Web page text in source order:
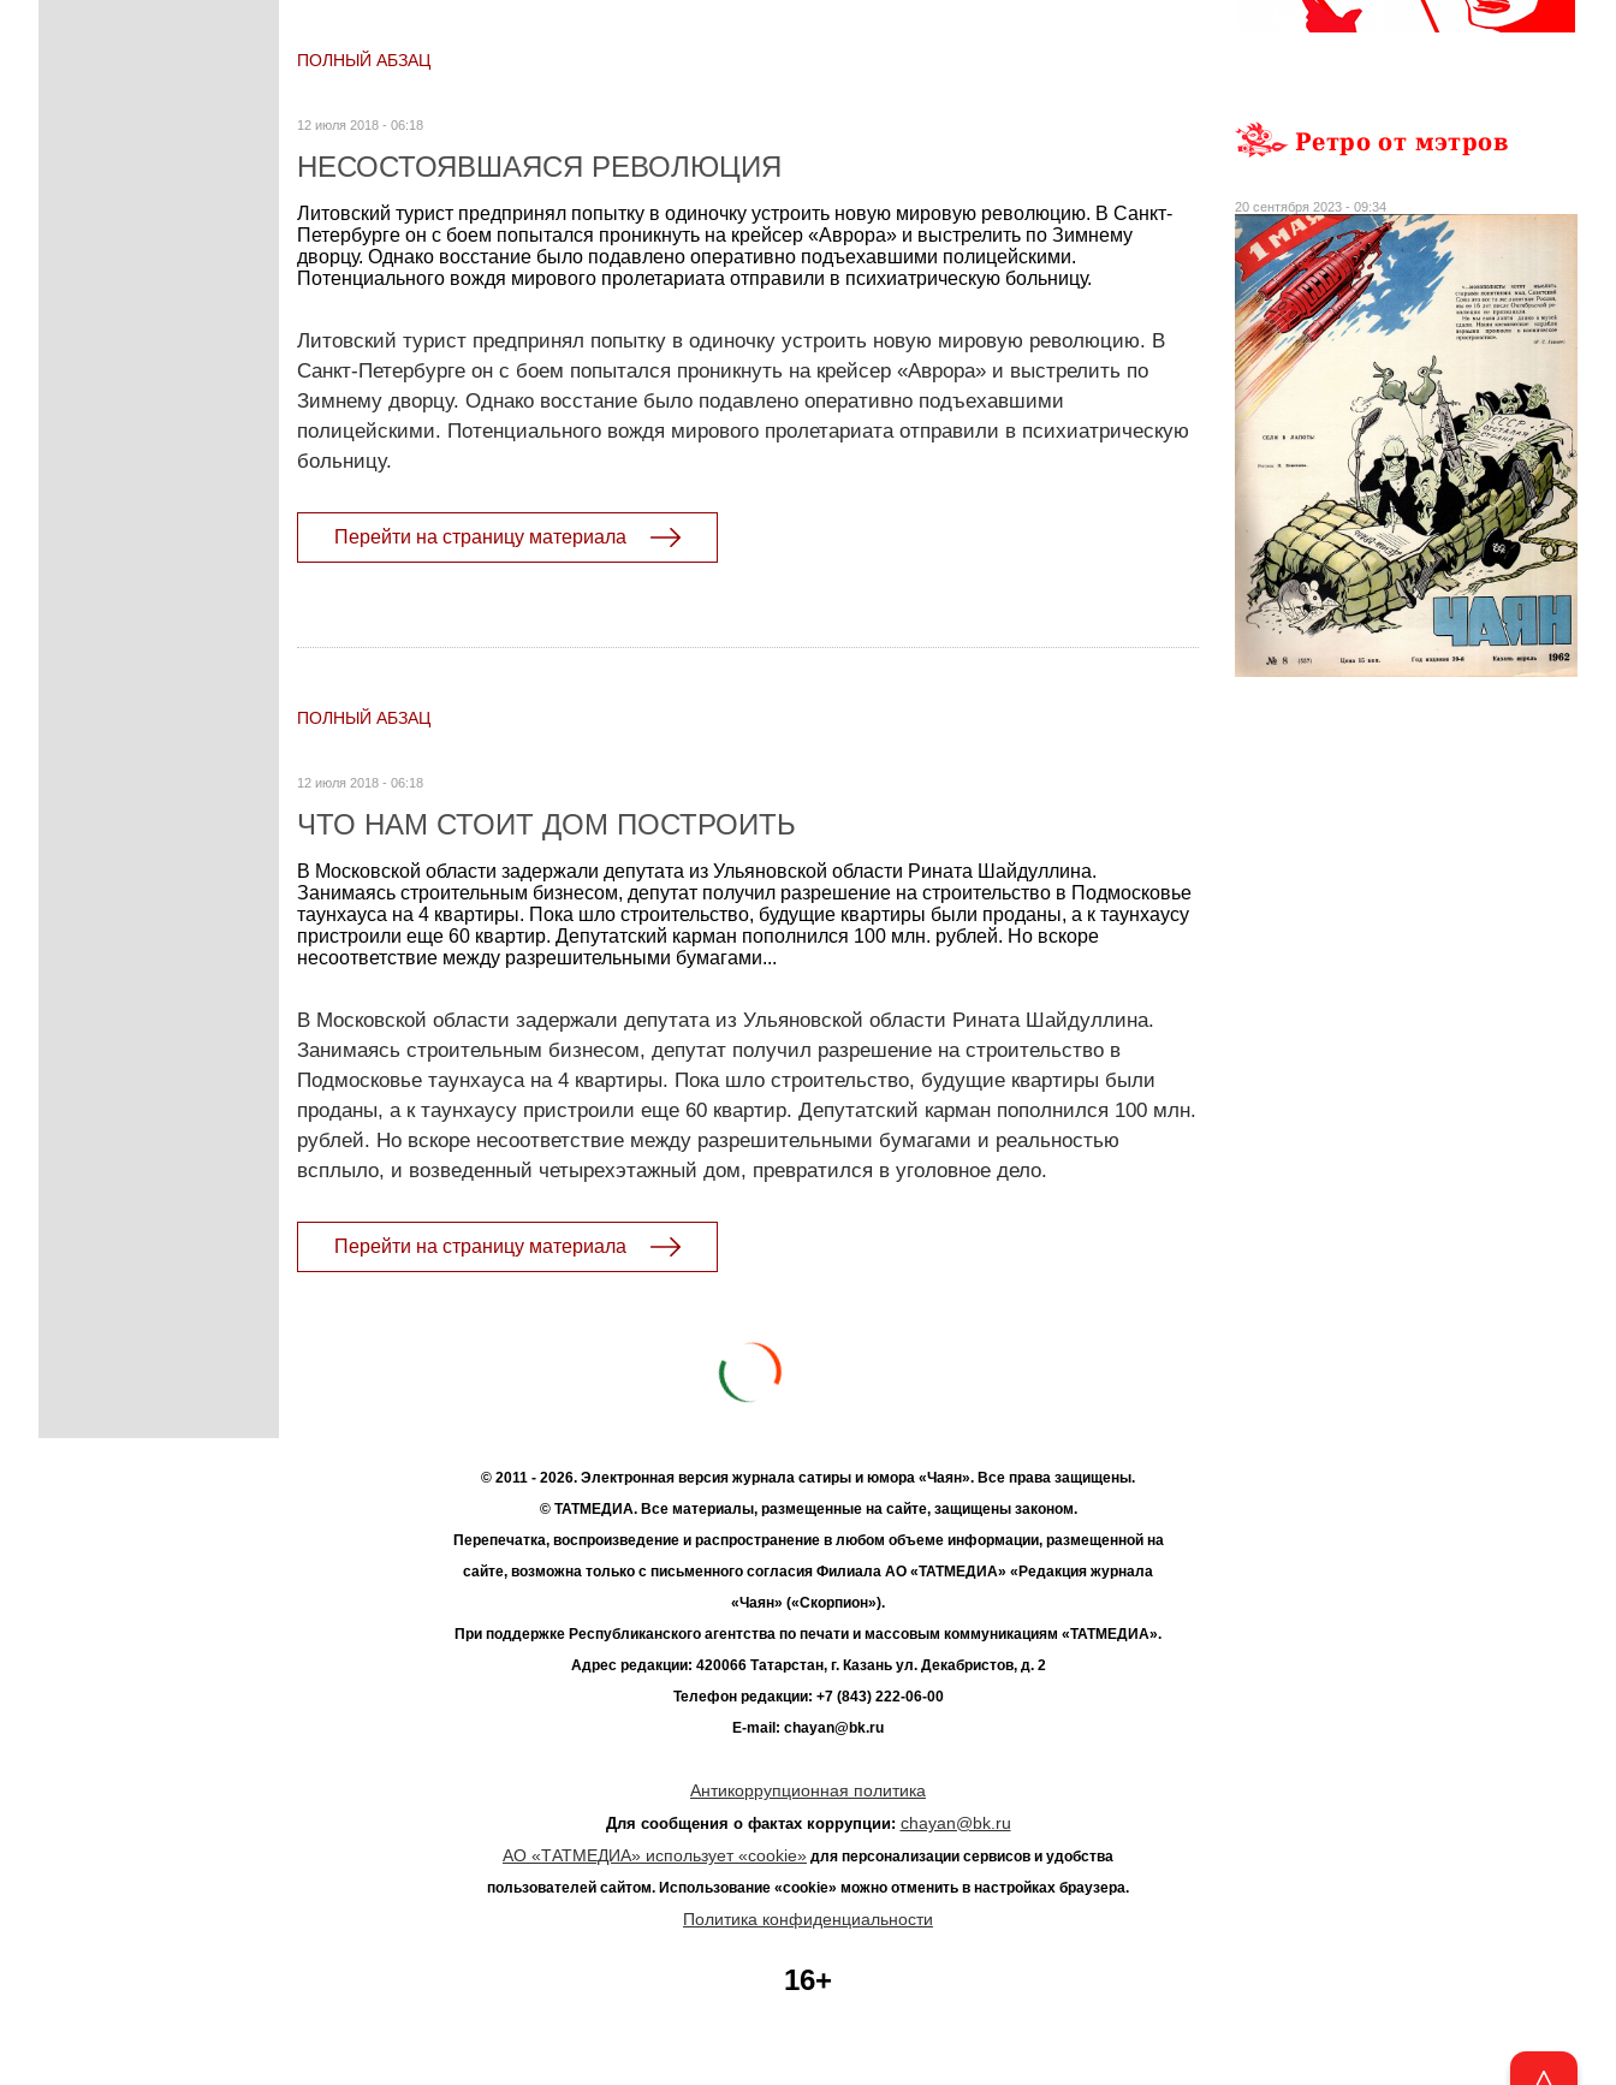
ПОЛНЫЙ АБЗАЦ
12 июля 2018 - 06:18
НЕСОСТОЯВШАЯСЯ РЕВОЛЮЦИЯ
Литовский турист предпринял попытку в одиночку устроить новую мировую революцию. В Санкт-
Петербурге он с боем попытался проникнуть на крейсер «Аврора» и выстрелить по Зимнему
дворцу. Однако восстание было подавлено оперативно подъехавшими полицейскими.
Потенциального вождя мирового пролетариата отправили в психиатрическую больницу.
Литовский турист предпринял попытку в одиночку устроить новую мировую революцию. В
Санкт-Петербурге он с боем попытался проникнуть на крейсер «Аврора» и выстрелить по
Зимнему дворцу. Однако восстание было подавлено оперативно подъехавшими
полицейскими. Потенциального вождя мирового пролетариата отправили в психиатрическую
больницу.
Перейти на страницу материала
ПОЛНЫЙ АБЗАЦ
12 июля 2018 - 06:18
ЧТО НАМ СТОИТ ДОМ ПОСТРОИТЬ
В Московской области задержали депутата из Ульяновской области Рината Шайдуллина.
Занимаясь строительным бизнесом, депутат получил разрешение на строительство в Подмосковье
таунхауса на 4 квартиры. Пока шло строительство, будущие квартиры были проданы, а к таунхаусу
пристроили еще 60 квартир. Депутатский карман пополнился 100 млн. рублей. Но вскоре
несоответствие между разрешительными бумагами...
В Московской области задержали депутата из Ульяновской области Рината Шайдуллина.
Занимаясь строительным бизнесом, депутат получил разрешение на строительство в
Подмосковье таунхауса на 4 квартиры. Пока шло строительство, будущие квартиры были
проданы, а к таунхаусу пристроили еще 60 квартир. Депутатский карман пополнился 100 млн.
рублей. Но вскоре несоответствие между разрешительными бумагами и реальностью
всплыло, и возведенный четырехэтажный дом, превратился в уголовное дело.
Перейти на страницу материала
Ретро от мэтров
20 сентября 2023 - 09:34
© 2011 - 2026. Электронная версия журнала сатиры и юмора «Чаян». Все права защищены.
© ТАТМЕДИА. Все материалы, размещенные на сайте, защищены законом.
Перепечатка, воспроизведение и распространение в любом объеме информации, размещенной на
сайте, возможна только с письменного согласия Филиала АО «ТАТМЕДИА» «Редакция журнала
«Чаян» («Скорпион»).
При поддержке Республиканского агентства по печати и массовым коммуникациям «ТАТМЕДИА».
Адрес редакции: 420066 Татарстан, г. Казань ул. Декабристов, д. 2
Телефон редакции: +7 (843) 222-06-00
E-mail: chayan@bk.ru
Антикоррупционная политика
Для сообщения о фактах коррупции: chayan@bk.ru
АО «ТАТМЕДИА» использует «cookie» для персонализации сервисов и удобства
пользователей сайтом. Использование «cookie» можно отменить в настройках браузера.
Политика конфиденциальности
16+